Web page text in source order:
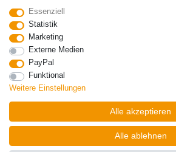
Essenziell
Statistik
Marketing
Externe Medien
PayPal
Funktional
Weitere Einstellungen
Alle akzeptieren
Alle ablehnen